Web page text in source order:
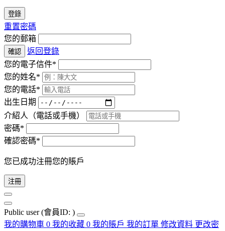
登錄
重置密碼
您的郵箱
確認
返回登錄
您的電子信件*
您的姓名*
您的電話*
出生日期
介紹人（電話或手機）
密碼*
確認密碼*
您已成功注冊您的賬戶
注冊
Public user (會員ID: )
我的購物車 0 我的收藏 0 我的賬戶 我的訂單 修改資料 更改密